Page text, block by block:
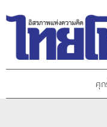
ศุ